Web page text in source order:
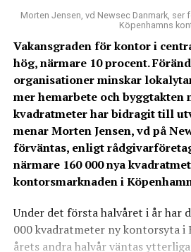
Morten Jensen, vd Newsec Danmark,
Köpenhamns
Vakansgraden för kontor i
hög, närmare 10 procent.
organisationer minskar
mer hemarbete och byggtakten
kvadratmeter har bidragit till
menar Morten Jensen, vd på
förväntas, enligt
närmare 160 000 nya
kontorsmarknaden i
Under det första halvåret i år har
000 kvadratmeter ny kontorsyta i
årets andra halvår väntas